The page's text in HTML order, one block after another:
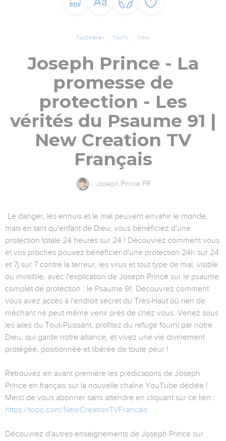
TopChrétien TopTV Vidéo
Joseph Prince - La
promesse de
protection - Les
vérités du Psaume 91 |
New Creation TV
Français
Joseph Prince FR
Le danger, les ennuis et le mal peuvent envahir le monde,
mais en tant qu'enfant de Dieu, vous bénéficiez d'une
protection totale 24 heures sur 24 ! Découvrez comment vous
et vos proches pouvez bénéficier d'une protection 24h sur 24
et 7j sur 7 contre la terreur, les virus et tout type de mal, visible
ou invisible, avec l'explication de Joseph Prince sur le psaume
complet de protection : le Psaume 91. Découvrez comment
vous avez accès à l'endroit secret du Très-Haut où rien de
méchant ne peut même venir près de chez vous. Venez sous
les ailes du Tout-Puissant, profitez du refuge fourni par notre
Dieu, qui garde notre alliance, et vivez une vie divinement
protégée, positionnée et libérée de toute peur !
Retrouvez en avant première les prédications de Joseph
Prince en français sur la nouvelle chaîne YouTube dédiée !
Merci de vous abonner sans attendre en cliquant sur ce lien :
https://topc.com/NewCreationTVFrancais
Découvrez d'autres enseignements de Joseph Prince sur